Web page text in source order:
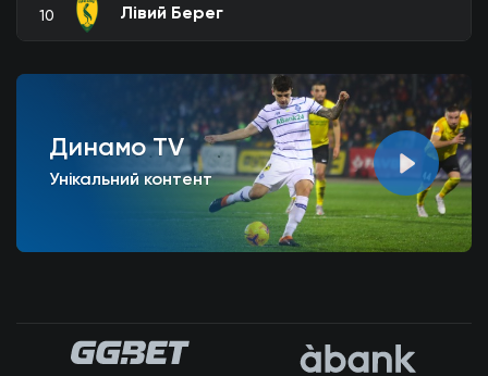
10 Лівий Берег
Динамо TV
Унікальний контент